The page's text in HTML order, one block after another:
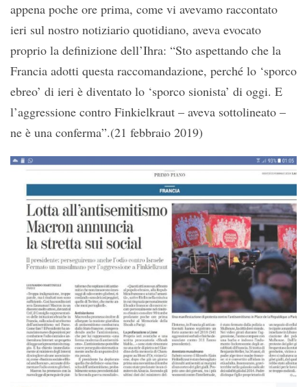
appena poche ore prima, come vi avevamo raccontato
ieri sul nostro notiziario quotidiano, aveva evocato
proprio la definizione dell’Ihra: “Sto aspettando che la
Francia adotti questa raccomandazione, perché lo ‘sporco
ebreo’ di ieri è diventato lo ‘sporco sionista’ di oggi. E
l’aggressione contro Finkielkraut – aveva sottolineato –
ne è una conferma”.(21 febbraio 2019)